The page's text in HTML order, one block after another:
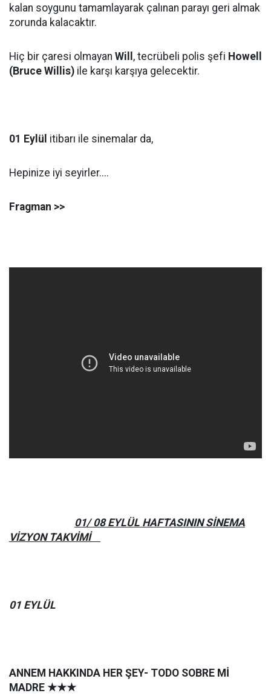
kalan soygunu tamamlayarak çalınan parayı geri almak
zorunda kalacaktır.
Hiç bir çaresi olmayan Will , tecrübeli polis şefi Howell
(Bruce Willis) ile karşı karşıya gelecektir.
01 Eylül itibarı ile sinemalar da,
Hepinize iyi seyirler....
Fragman >>
01/ 08 EYLÜL HAFTASININ SİNEMA
VİZYON TAKVİMİ
01 EYLÜL
ANNEM HAKKINDA HER ŞEY- TODO SOBRE Mİ
MADRE ★★★